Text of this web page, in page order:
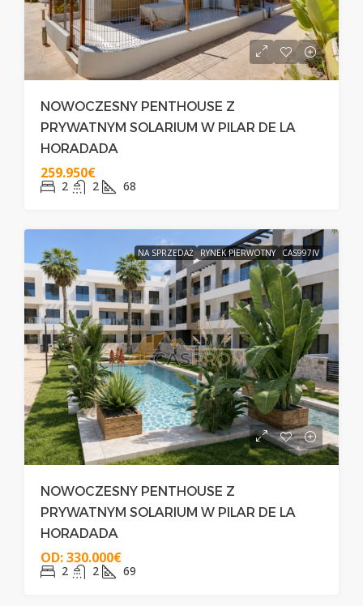
NOWOCZESNY PENTHOUSE Z
PRYWATNYM SOLARIUM W PILAR DE LA
HORADADA
259.950€
2 2 68
NA SPRZEDAŻ RYNEK PIERWOTNY CAS997IV
NOWOCZESNY PENTHOUSE Z
PRYWATNYM SOLARIUM W PILAR DE LA
HORADADA
OD:330.000€
2 2 69